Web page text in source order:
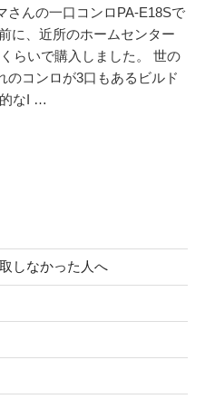
さんの一口コンロPA-E18Sで
に、近所のホームセンター
らいで購入しました。 世の
のコンロが3口もあるビルド
なI …
しなかった人へ